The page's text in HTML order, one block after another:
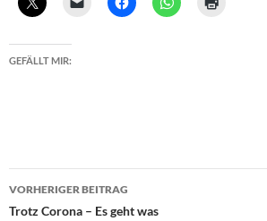
GEFÄLLT MIR:
Beitragsnavigation
VORHERIGER BEITRAG
Trotz Corona – Es geht was